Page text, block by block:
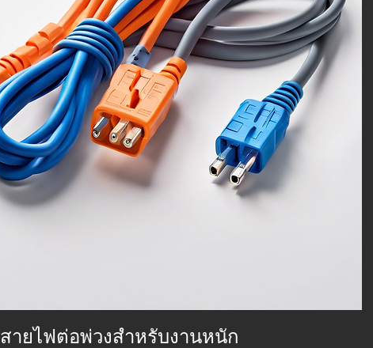
สายไฟต่อพ่วงสำหรับงานหนัก